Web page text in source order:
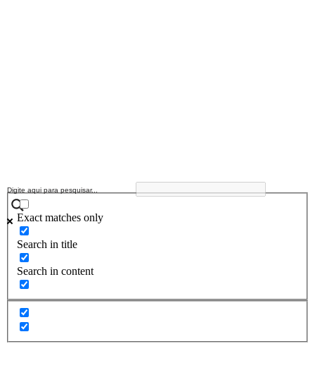
Exact matches only
Search in title
Search in content